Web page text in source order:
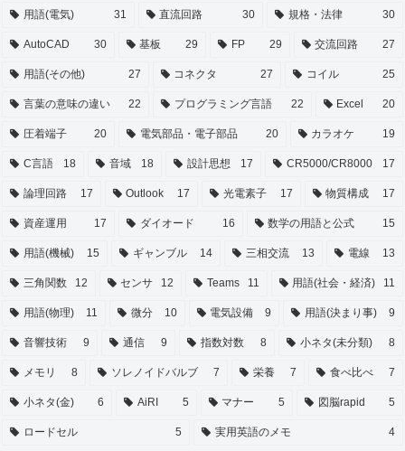
用語(電気) 31 直流回路 30 規格・法律 30
AutoCAD 30 基板 29 FP 29 交流回路 27
用語(その他) 27 コネクタ 27 コイル 25
言葉の意味の違い 22 プログラミング言語 22 Excel 20
圧着端子 20 電気部品・電子部品 20 カラオケ 19
C言語 18 音域 18 設計思想 17 CR5000/CR8000 17
論理回路 17 Outlook 17 光電素子 17 物質構成 17
資産運用 17 ダイオード 16 数学の用語と公式 15
用語(機械) 15 ギャンブル 14 三相交流 13 電線 13
三角関数 12 センサ 12 Teams 11 用語(社会・経済) 11
用語(物理) 11 微分 10 電気設備 9 用語(決まり事) 9
音響技術 9 通信 9 指数対数 8 小ネタ(未分類) 8
メモリ 8 ソレノイドバルブ 7 栄養 7 食べ比べ 7
小ネタ(金) 6 AiRI 5 マナー 5 図脳rapid 5
ロードセル 5 実用英語のメモ 4